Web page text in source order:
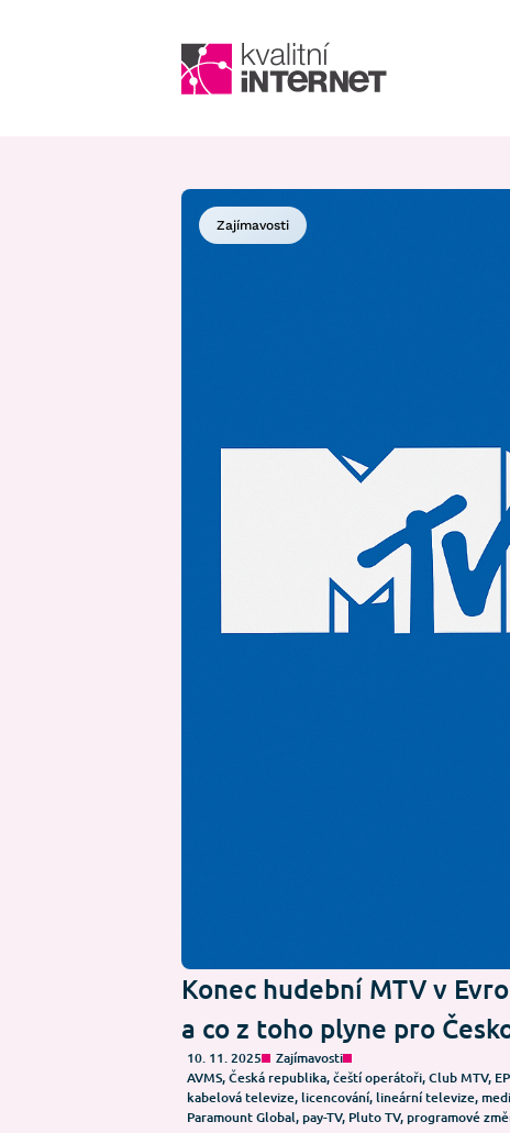
Zajímavosti
Konec hudební MTV v
a co z toho plyne pro
10. 11. 2025
Zajímavosti
AVMS,Česká republika,čeští operátoři,Club MTV,
kabelová televize,licencování,lineární televize,
Paramount Global, pay-TV, Pluto TV, programové